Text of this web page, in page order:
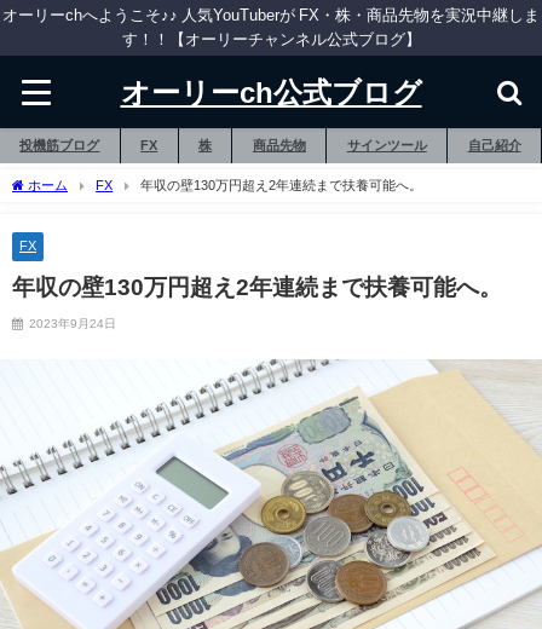
オーリーchへようこそ♪♪ 人気YouTuberが FX・株・商品先物を実況中継しま
す！！【オーリーチャンネル公式ブログ】
オーリーch公式ブログ
投機筋ブログ FX 株 商品先物 サインツール 自己紹介
ホーム FX 年収の壁130万円超え2年連続まで扶養可能へ。
FX
年収の壁130万円超え2年連続まで扶養可能へ。
2023年9月24日